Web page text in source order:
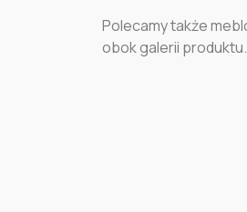
Polecamy także
obok galerii produktu.